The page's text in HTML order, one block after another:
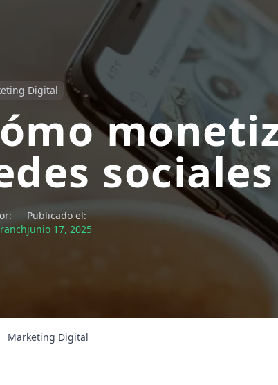
Digital
sociales
Publicado el:
junio 17, 2025
Marketing Digital